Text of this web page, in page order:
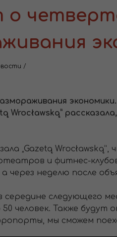
о
/
„Gazetą
и фитнес-
неделю после
следующего
человек. Также
мы сможем